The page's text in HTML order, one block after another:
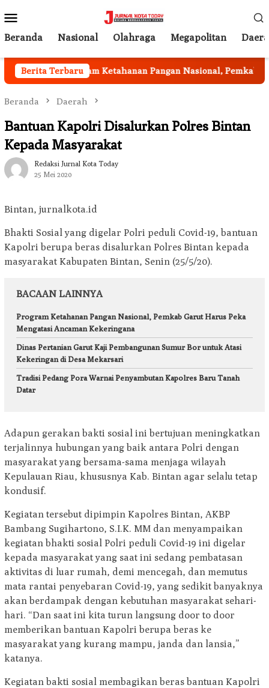
ke
kontenMobile
Beranda Nasional Olahraga Megapolitan
Berita Terbaru
Program Ketahanan Pangan Nasional, Pemkab
Beranda Daerah
Bantuan Kapolri Disalurkan Polres Bintan
Kepada Masyarakat
Redaksi Jurnal Kota Today
25 Mei 2020
Bintan, jurnalkota.id
Bhakti Sosial yang digelar Polri peduli Covid-19, bantuan
Kapolri berupa beras disalurkan Polres Bintan kepada
masyarakat Kabupaten Bintan, Senin (25/5/20).
BACAAN LAINNYA
Program Ketahanan Pangan Nasional, Pemkab Garut Harus Peka
Mengatasi Ancaman Kekeringana
Dinas Pertanian Garut Kaji Pembangunan Sumur Bor untuk Atasi
Kekeringan di Desa Mekarsari
Tradisi Pedang Pora Warnai Penyambutan Kapolres Baru Tanah
Datar
Adapun gerakan bakti sosial ini bertujuan meningkatkan
terjalinnya hubungan yang baik antara Polri dengan
masyarakat yang bersama-sama menjaga wilayah
Kepulauan Riau, khususnya Kab. Bintan agar selalu tetap
kondusif.
Kegiatan tersebut dipimpin Kapolres Bintan, AKBP
Bambang Sugihartono, S.I.K. MM dan menyampaikan
kegiatan bhakti sosial Polri peduli Covid-19 ini digelar
kepada masyarakat yang saat ini sedang pembatasan
aktivitas di luar rumah, demi mencegah, dan memutus
mata rantai penyebaran Covid-19, yang sedikit banyaknya
akan berdampak dengan kebutuhan masyarakat sehari-
hari. “Dan saat ini kita turun langsung door to door
memberikan bantuan Kapolri berupa beras ke
masyarakat yang kurang mampu, janda dan lansia,”
katanya.
Kegiatan bakti sosial membagikan beras bantuan Kapolri